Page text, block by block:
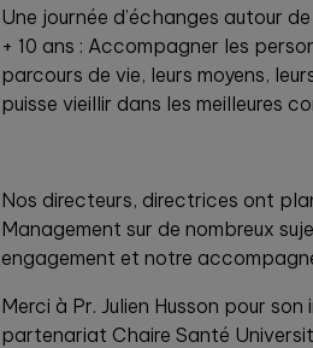
Une journée d’échanges autour
+ 10 ans : Accompagner les
parcours de vie, leurs moyens,
puisse vieillir dans les meilleures
Nos directeurs, directrices ont
Management sur de nombreux
engagement et notre
Merci à Pr. Julien Husson pour
partenariat Chaire Santé